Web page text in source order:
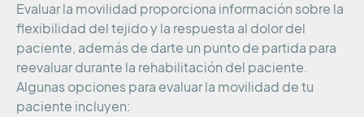
Evaluar la movilidad proporciona información sobre la
flexibilidad del tejido y la respuesta al dolor del
paciente, además de darte un punto de partida para
reevaluar durante la rehabilitación del paciente.
Algunas opciones para evaluar la movilidad de tu
paciente incluyen: